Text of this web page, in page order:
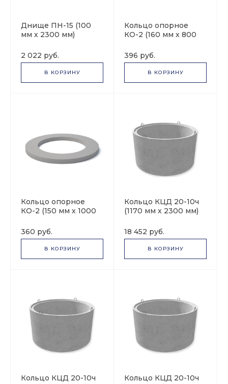
Днище ПН-15 (100
мм х 2300 мм)
2 022 руб.
В КОРЗИНУ
Кольцо опорное
КО-2 (160 мм х 800
396 руб.
В КОРЗИНУ
Кольцо опорное
КО-2 (150 мм х 1000
360 руб.
В КОРЗИНУ
Кольцо КЦД 20-10ч
(1170 мм х 2300 мм)
18 452 руб.
В КОРЗИНУ
Кольцо КЦД 20-10ч
Кольцо КЦД 20-10ч